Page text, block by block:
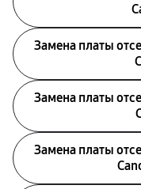
Замена платы
Замена платы
Замена платы